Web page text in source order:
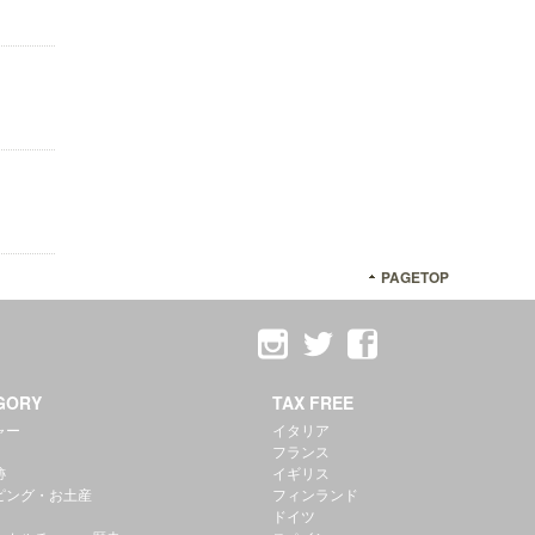
PAGETOP
ー
ング・お土産
TAX FREE
イタリア
フランス
イギリス
フィンランド
ドイツ